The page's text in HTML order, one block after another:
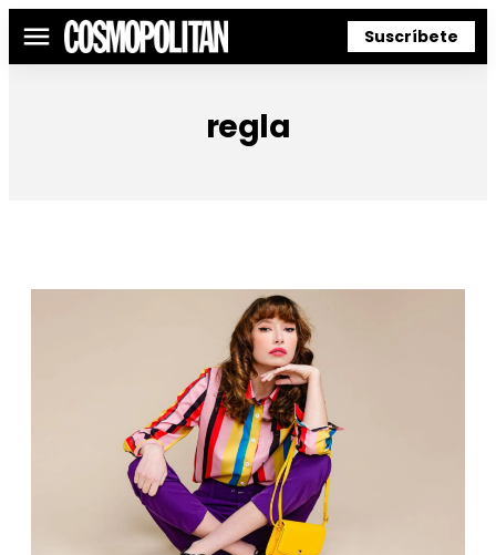
Menú Suscríbete
regla